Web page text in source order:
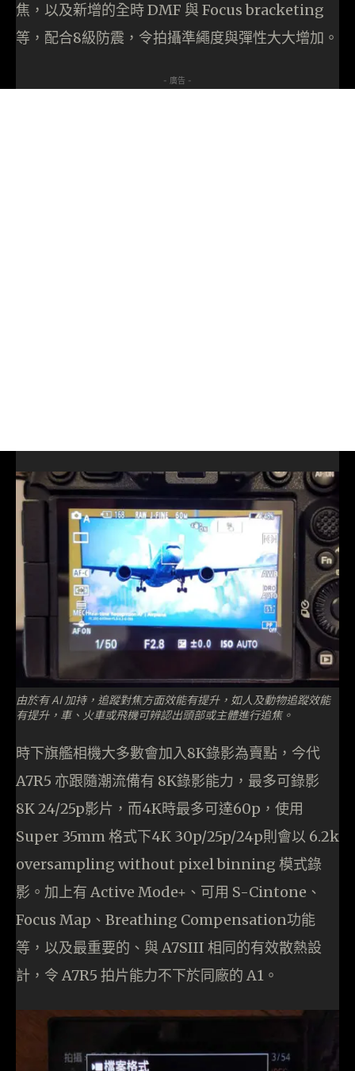
焦，以及新增的全時 DMF 與 Focus bracketing
等，配合8級防震，令拍攝準繩度與彈性大大增加。
- 廣告 -
由於有 AI 加持，追蹤對焦方面效能有提升，如人及動物追蹤效能
有提升，車、火車或飛機可辨認出頭部或主體進行追焦。
時下旗艦相機大多數會加入8K錄影為賣點，今代
A7R5 亦跟隨潮流備有 8K錄影能力，最多可錄影
8K 24/25p影片，而4K時最多可達60p，使用
Super 35mm 格式下4K 30p/25p/24p則會以 6.2k
oversampling without pixel binning 模式錄
影。加上有 Active Mode+、可用 S-Cintone、
Focus Map、Breathing Compensation功能
等，以及最重要的、與 A7SIII 相同的有效散熱設
計，令 A7R5 拍片能力不下於同廠的 A1。